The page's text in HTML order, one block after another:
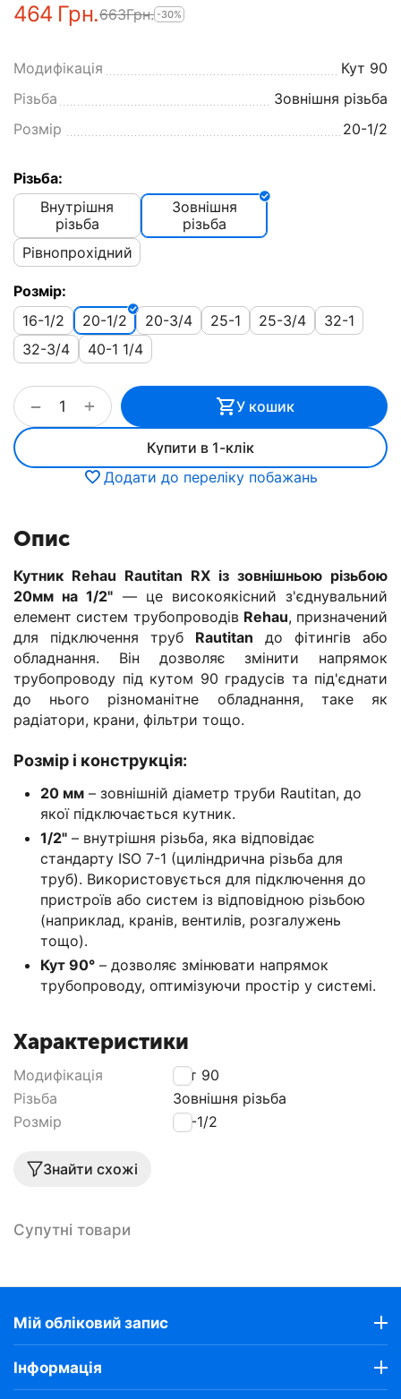
‍464‍ Грн.‍663‍Грн. -30%
Модифікація
Кут 90
Різьба
Зовнішня різьба
Розмір
20-1/2
Різьба:
Внутрішня
різьба
Зовнішня
різьба
Рівнопрохідний
Розмір:
16-1/2
20-1/2 20-3/4 25-1 25-3/4
32-1
32-3/4
40-1 1/4
+
− У кошик
Купити в 1-клік
Додати до переліку побажань
Опис
Кутник Rehau Rautitan RX із зовнішньою різьбою
20мм на 1/2" — це високоякісний з'єднувальний
елемент систем трубопроводів Rehau, призначений
для підключення труб Rautitan до фітингів або
обладнання. Він дозволяє змінити напрямок
трубопроводу під кутом 90 градусів та під'єднати
до нього різноманітне обладнання, таке як
радіатори, крани, фільтри тощо.
Розмір і конструкція:
20 мм – зовнішній діаметр труби Rautitan, до
якої підключається кутник.
1/2" – внутрішня різьба, яка відповідає
стандарту ISO 7-1 (циліндрична різьба для
труб). Використовується для підключення до
пристроїв або систем із відповідною різьбою
(наприклад, кранів, вентилів, розгалужень
тощо).
Кут 90° – дозволяє змінювати напрямок
трубопроводу, оптимізуючи простір у системі.
Характеристики
Модифікація
Кут 90
Різьба
Зовнішня різьба
Розмір
20-1/2
Знайти схожі
Супутні товари
Мій обліковий запис
Інформація